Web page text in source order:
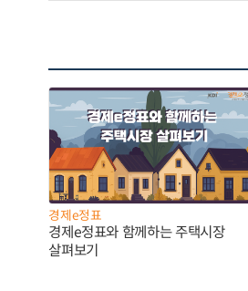
경제e정표
경제e정표와 함께하는 주택시장
살펴보기